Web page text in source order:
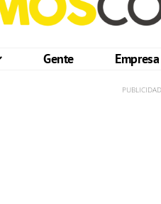
Gente Empresa